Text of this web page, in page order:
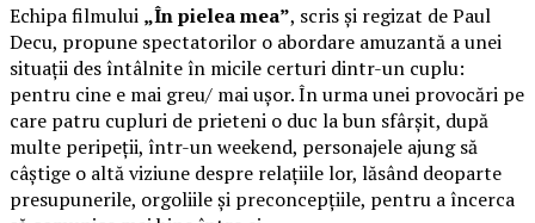
Echipa filmului „În pielea mea”, scris și regizat de Paul
Decu, propune spectatorilor o abordare amuzantă a unei
situații des întâlnite în micile certuri dintr-un cuplu:
pentru cine e mai greu/ mai ușor. În urma unei provocări pe
care patru cupluri de prieteni o duc la bun sfârșit, după
multe peripeții, într-un weekend, personajele ajung să
câștige o altă viziune despre relațiile lor, lăsând deoparte
presupunerile, orgoliile și preconcepțiile, pentru a încerca